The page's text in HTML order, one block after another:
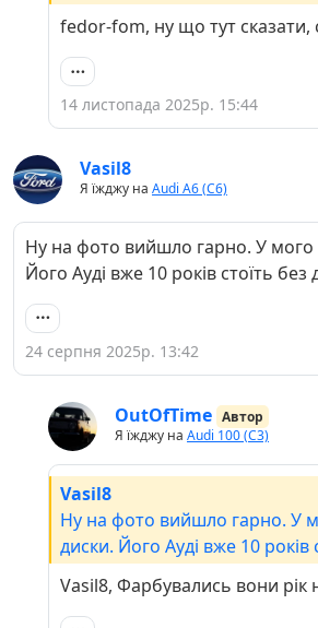
fedor-fom, ну що тут сказати,
14 листопада 2025р. 15:44
Vasil8
Я їжджу на Audi A6 (C6)
Ну на фото вийшло гарно. У мого
Його Ауді вже 10 років стоїть без
24 серпня 2025р. 13:42
OutOfTime Автор
Я їжджу на Audi 100 (C3)
Vasil8
Ну на фото вийшло гарно. У
диски. Його Ауді вже 10 років
Vasil8, Фарбувались вони рік